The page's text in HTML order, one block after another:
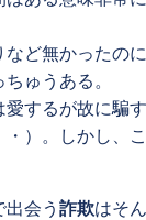
など無かったの
ゅうある。
愛するが故に騙
・）。しかし、
出会う 詐欺はそ